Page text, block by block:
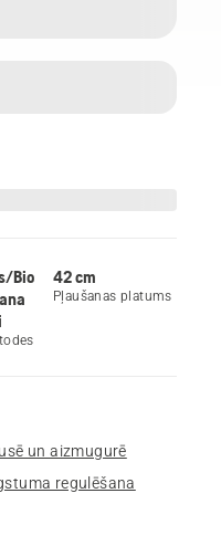
Bio
42 cm
Pļaušanas platums
un aizmugurē
regulēšana